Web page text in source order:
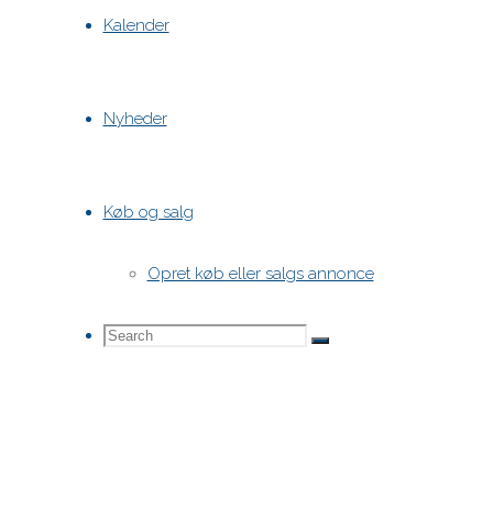
Kalender
Nyheder
Køb og salg
Opret køb eller salgs annonce
Search
Search
Search